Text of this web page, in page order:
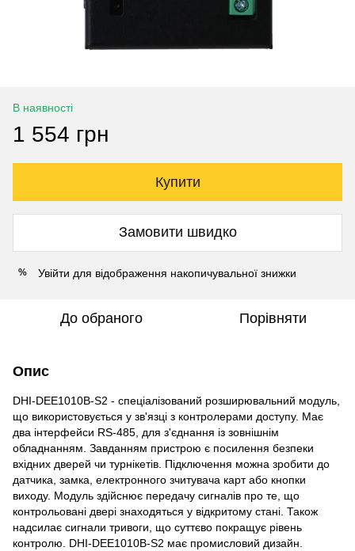
В наявності
1 554 грн
Купити
Замовити швидко
% Увійти для відображення накопичувальної знижки
До обраного Порівняти
Опис
DHI-DEE1010B-S2 - спеціалізований розширювальний модуль,
що використовується у зв'язці з контролерами доступу. Має
два інтерфейси RS-485, для з'єднання із зовнішнім
обладнанням. Завданням пристрою є посилення безпеки
вхідних дверей чи турнікетів. Підключення можна зробити до
датчика, замка, електронного зчитувача карт або кнопки
виходу. Модуль здійснює передачу сигналів про те, що
контрольовані двері знаходяться у відкритому стані. Також
надсилає сигнали тривоги, що суттєво покращує рівень
контролю. DHI-DEE1010B-S2 має промисловий дизайн.